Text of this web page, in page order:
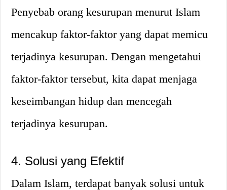
Penyebab orang kesurupan menurut Islam
mencakup faktor-faktor yang dapat memicu
terjadinya kesurupan. Dengan mengetahui
faktor-faktor tersebut, kita dapat menjaga
keseimbangan hidup dan mencegah
terjadinya kesurupan.
4. Solusi yang Efektif
Dalam Islam, terdapat banyak solusi untuk